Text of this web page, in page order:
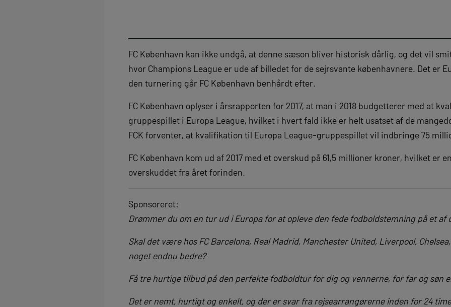
FC København kan ikke undgå, at denne sæson bliver historisk dårlig, og det vil
hvor Champions League er ude af billedet for de sejrsvante københavnere. Det er
den turnering går FC København benhårdt efter.
FC København oplyser i årsrapporten for 2017, at man i 2018 budgetterer med at
gruppespillet i Europa League, hvilket i hvert fald ikke er helt usatset af de
FCK forventer, at kvalifikation til Europa League-gruppespillet vil indbringe 75
FC København kom ud af 2017 med et overskud på 61,5 millioner kroner, hvilket er
overskuddet fra året forinden.
Sponsoreret:
Drømmer du om en tur ud i Europa for at opleve den fede fodboldstemning på et af
Skal det være hos FC Barcelona, Real Madrid, Manchester United, Liverpool,
noget endnu bedre?
Få tre hurtige tilbud på den perfekte fodboldtur for dig og vennerne, for far og søn
Det er nemt, hurtigt og enkelt, og der er svar fra rejsearrangørerne inden for 24